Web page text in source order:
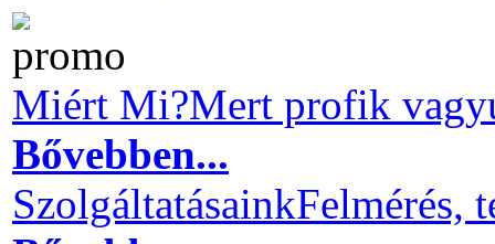
Miért Mi?Mert profik
Bővebben...
SzolgáltatásainkFelmérés,